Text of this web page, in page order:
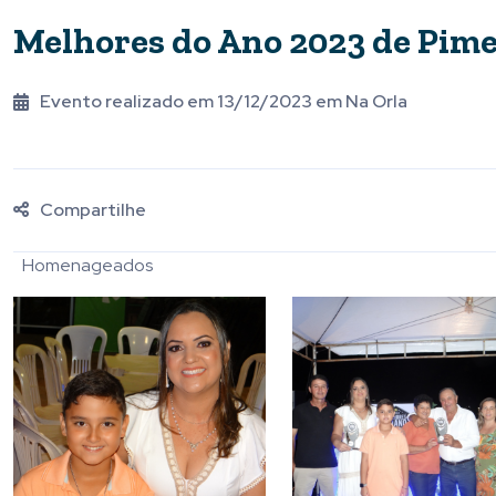
Melhores do Ano 2023 de
Evento realizado em 13/12/2023 em Na Orla
Compartilhe
Homenageados